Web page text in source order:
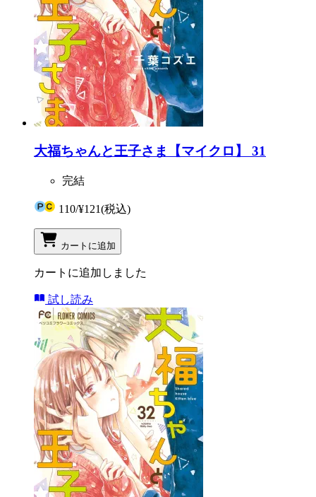
大福ちゃんと王子さま【マイクロ】 31
完結
110/¥121(税込)
カートに追加
カートに追加しました
試し読み